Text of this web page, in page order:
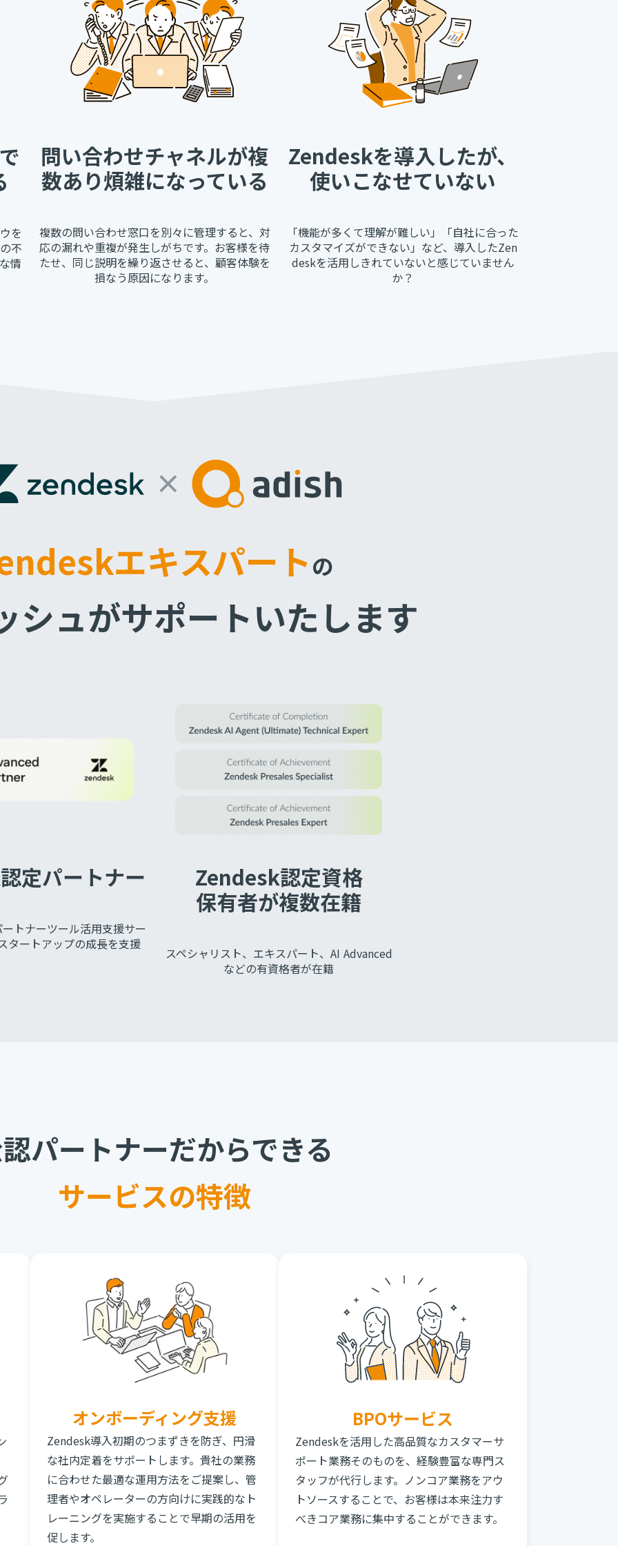
を
不
情
問い合わせチャネルが複
数あり煩雑になっている
複数の問い合わせ窓口を別々に管理すると、対
応の漏れや重複が発生しがちです。お客様を待
たせ、同じ説明を繰り返させると、顧客体験を
損なう原因になります。
Zendeskを導入したが、
使いこなせていない
「機能が多くて理解が難しい」「自社に合った
カスタマイズができない」など、導入したZen
deskを活用しきれていないと感じていません
か？
エキスパートの
シュがサポートいたします
定パートナー
トナーツール活用支援サー
タートアップの成長を支援
Zendesk認定資格
保有者が複数在籍
スペシャリスト、エキスパート、AI Advanced
などの有資格者が在籍
パートナーだからできる
サービスの特徴
オンボーディング支援
Zendesk導入初期のつまずきを防ぎ、円滑
な社内定着をサポートします。貴社の業務
に合わせた最適な運用方法をご提案し、管
理者やオペレーターの方向けに実践的なト
レーニングを実施することで早期の活用を
促します。
BPOサービス
Zendeskを活用した高品質なカスタマーサ
ポート業務そのものを、経験豊富な専門ス
タッフが代行します。ノンコア業務をアウ
トソースすることで、お客様は本来注力す
べきコア業務に集中することができます。